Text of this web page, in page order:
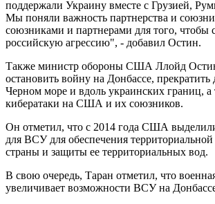
поддержали Украину вместе с Грузией,
Мы поняли важность партнерства и
союзниками и партнерами для того, чтобы
российскую агрессию", - добавил Остин.
Также министр обороны США Ллойд
остановить войну на Донбассе, прекратить
Черном море и вдоль украинских границ, а
кибератаки на США и их союзников.
Он отметил, что с 2014 года США
для ВСУ для обеспечения территориальной
страны и защиты ее территориальных вод.
В свою очередь, Таран отметил, что
увеличивает возможности ВСУ на